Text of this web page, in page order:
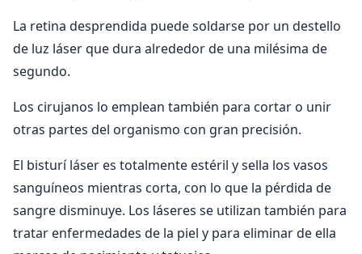
La retina desprendida puede soldarse por un destello
de luz láser que dura alrededor de una milésima de
segundo.
Los cirujanos lo emplean también para cortar o unir
otras partes del organismo con gran precisión.
El bisturí láser es totalmente estéril y sella los vasos
sanguíneos mientras corta, con lo que la pérdida de
sangre disminuye. Los láseres se utilizan también para
tratar enfermedades de la piel y para eliminar de ella